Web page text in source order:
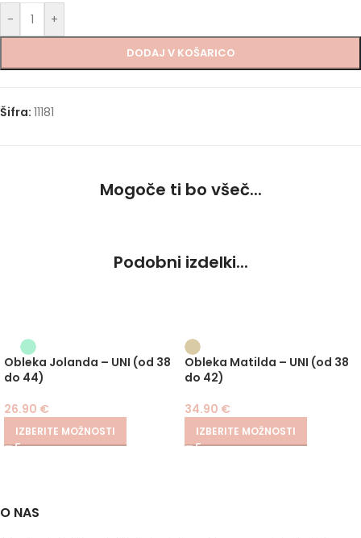
- +
DODAJ V KOŠARICO
Šifra: 11181
Mogoče ti bo všeč...
Podobni izdelki...
Obleka Jolanda – UNI (od 38
do 44)
26.90 €
IZBERITE MOŽNOSTI
Obleka Matilda – UNI (od 38
do 42)
34.90 €
IZBERITE MOŽNOSTI
O NAS